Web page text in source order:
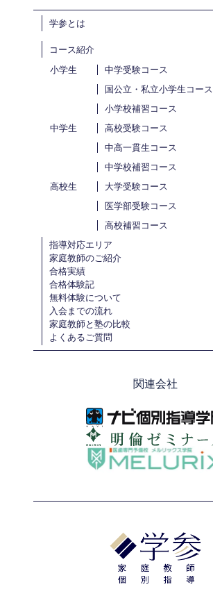
学参とは
コース紹介
小学生
中学受験コース
国公立・私立小学生コース
小学校補習コース
中学生
高校受験コース
中高一貫生コース
中学校補習コース
高校生
大学受験コース
医学部受験コース
高校補習コース
指導対応エリア
家庭教師のご紹介
合格実績
合格体験記
無料体験について
入会までの流れ
家庭教師と塾の比較
よくあるご質問
関連会社